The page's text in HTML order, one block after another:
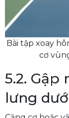
Bài tập xoay
cơ
5.2. Gập
lưng